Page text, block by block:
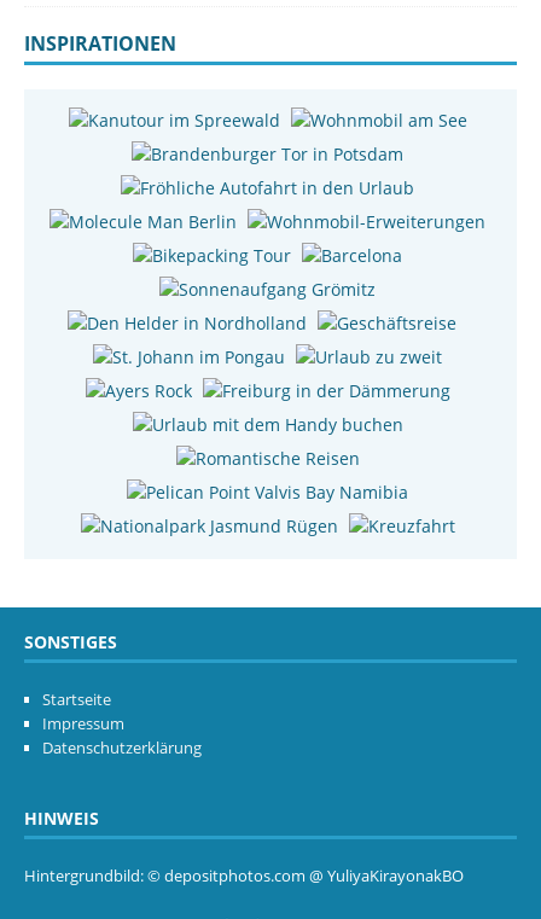
INSPIRATIONEN
SONSTIGES
Startseite
Impressum
Datenschutzerklärung
HINWEIS
Hintergrundbild: © depositphotos.com @ YuliyaKirayonakBO